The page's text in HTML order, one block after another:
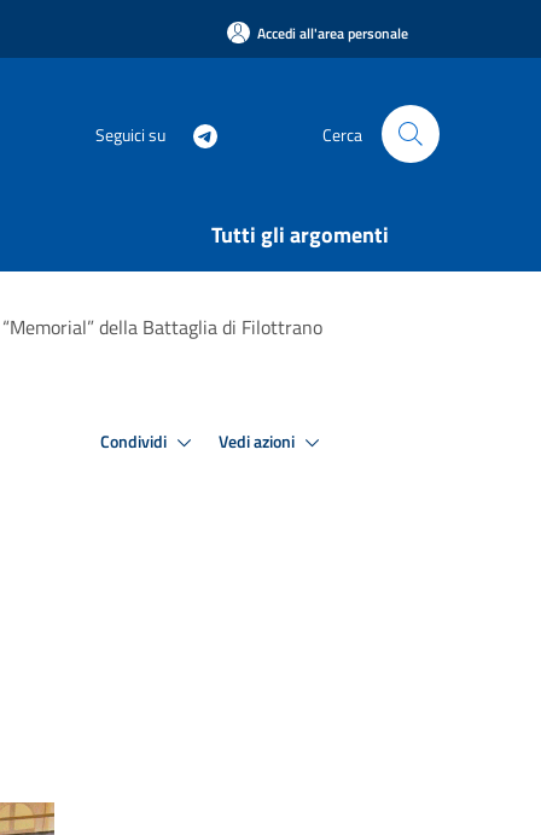
Accedi all'area personale
Seguici su Cerca
Tutti gli argomenti
della Battaglia di Filottrano
Condividi Vedi azioni